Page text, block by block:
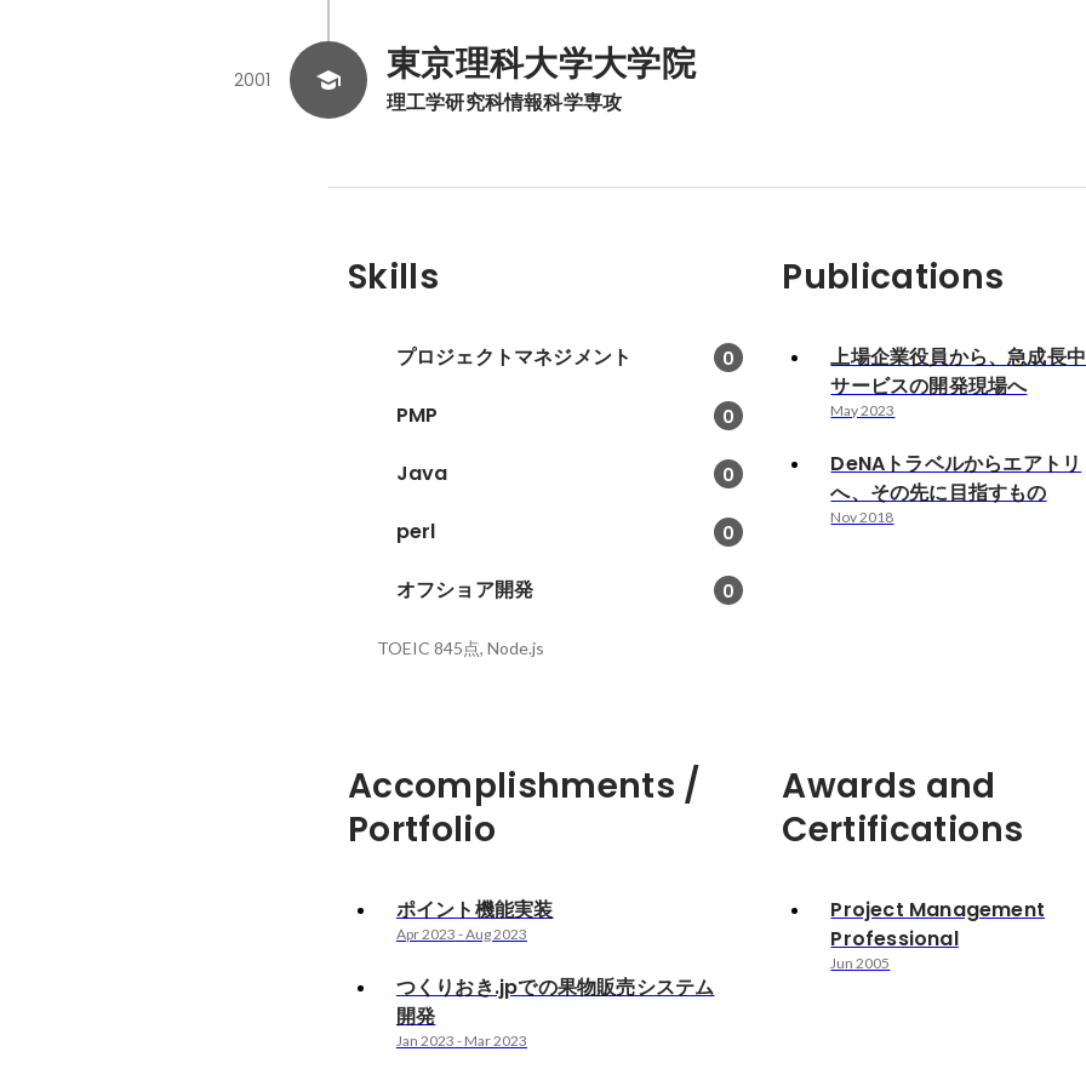
東京理科大学大学院
理工学研究科情報科学専攻
2001
Skills
プロジェクトマネジメント 0
PMP 0
Java 0
perl 0
オフショア開発 0
TOEIC 845点, Node.js
Publications
上場企業役員から、急成長中
サービスの開発現場へ
May 2023
DeNAトラベルからエアトリ
へ、その先に目指すもの
Nov 2018
Accomplishments /
Portfolio
ポイント機能実装
Apr 2023 -Aug 2023
つくりおき.jpでの果物販売システム
開発
Jan 2023 - Mar 2023
Awards and
Certifications
Project Management
Professional
Jun 2005